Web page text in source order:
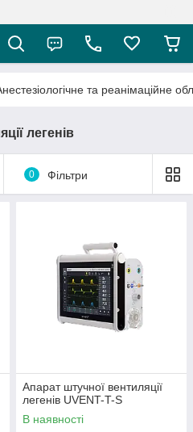
та реанімаційне
легенів
0 Фільтри
Апарат штучної вентиляції
легенів UVENT-T-S
В наявності